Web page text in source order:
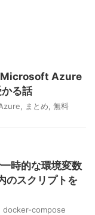
Azure
る話
まとめ 無料
時的な環境変数
のスクリプトを
docker-compose